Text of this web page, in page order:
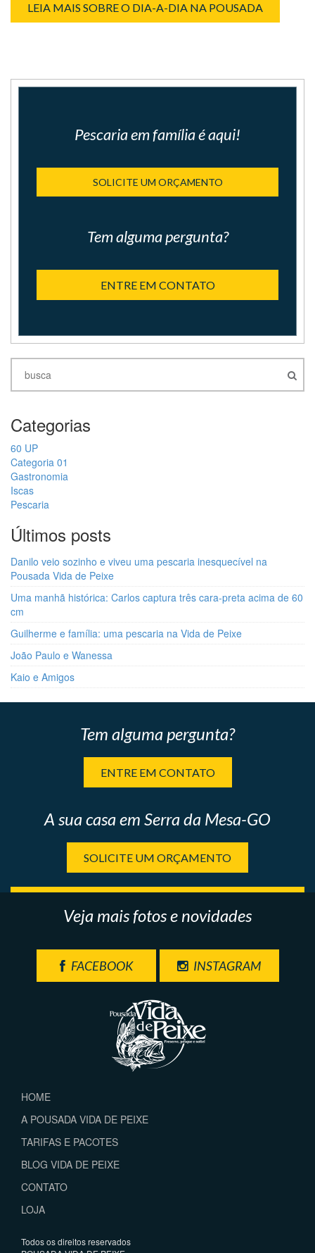
LEIA MAIS SOBRE O DIA-A-DIA NA POUSADA
Pescaria em família é aqui!
SOLICITE UM ORÇAMENTO
Tem alguma pergunta?
ENTRE EM CONTATO
Categorias
60 UP
Categoria 01
Gastronomia
Iscas
Pescaria
Últimos posts
Danilo veio sozinho e viveu uma pescaria inesquecível na
Pousada Vida de Peixe
Uma manhã histórica: Carlos captura três cara-preta acima de 60
cm
Guilherme e família: uma pescaria na Vida de Peixe
João Paulo e Wanessa
Kaio e Amigos
Tem alguma pergunta?
ENTRE EM CONTATO
A sua casa em Serra da Mesa-GO
SOLICITE UM ORÇAMENTO
Veja mais fotos e novidades
FACEBOOK INSTAGRAM
HOME
A POUSADA VIDA DE PEIXE
TARIFAS E PACOTES
BLOG VIDA DE PEIXE
CONTATO
LOJA
Todos os direitos reservados